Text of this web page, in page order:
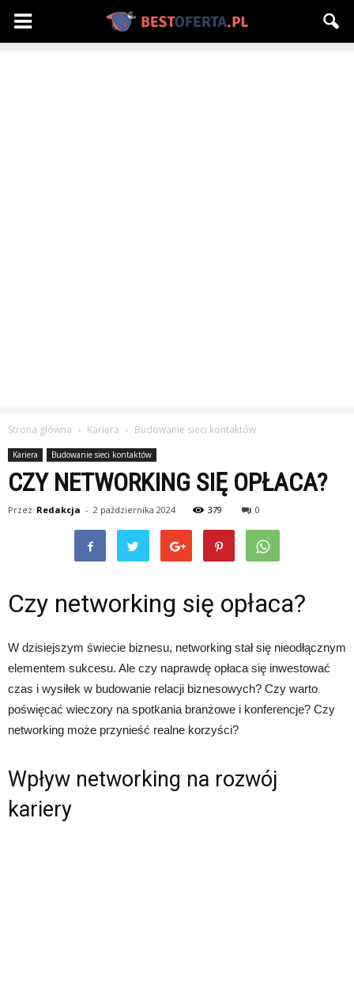
Strona główna Kariera Budowanie sieci kontaktów
Kariera Budowanie sieci kontaktów
CZY NETWORKING SIĘ OPŁACA?
Przez Redakcja - 2 października 2024 379 0
Czy networking się opłaca?
W dzisiejszym świecie biznesu, networking stał się nieodłącznym
elementem sukcesu. Ale czy naprawdę opłaca się inwestować
czas i wysiłek w budowanie relacji biznesowych? Czy warto
poświęcać wieczory na spotkania branżowe i konferencje? Czy
networking może przynieść realne korzyści?
Wpływ networking na rozwój
kariery